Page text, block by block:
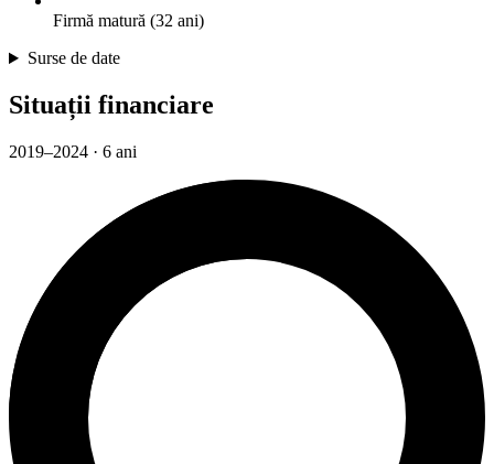
Firmă matură (32 ani)
Surse de date
Situații financiare
2019–2024 · 6 ani